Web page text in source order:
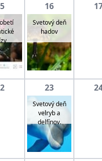
16
Svetový deň
hadov
23
Svetový deň
velryb a
delfínov.